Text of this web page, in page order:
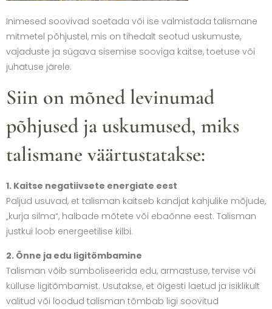
Inimesed soovivad soetada või ise valmistada talismane
mitmetel põhjustel, mis on tihedalt seotud uskumuste,
vajaduste ja sügava sisemise sooviga kaitse, toetuse või
juhatuse järele.
Siin on mõned levinumad
põhjused ja uskumused, miks
talismane väärtustatakse:
1. Kaitse negatiivsete energiate eest
Paljud usuvad, et talisman kaitseb kandjat kahjulike mõjude,
„kurja silma“, halbade mõtete või ebaõnne eest. Talisman
justkui loob energeetilise kilbi.
2. Õnne ja edu ligitõmbamine
Talisman võib sümboliseerida edu, armastuse, tervise või
külluse ligitõmbamist. Usutakse, et õigesti laetud ja isiklikult
valitud või loodud talisman tõmbab ligi soovitud